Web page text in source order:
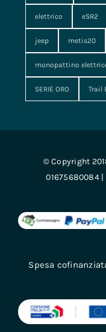
elettrico eSR2
jeep metis20
monopattino
SERIE ORO Trail
© Copyright
01675680084 |
Spesa